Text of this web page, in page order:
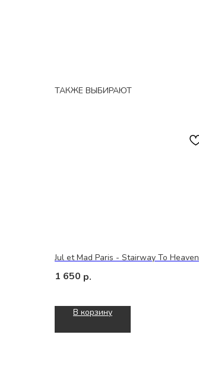
ТАКЖЕ ВЫБИРАЮТ
Jul et Mad Paris - Stairway To Heaven
1 650 р.
В корзину